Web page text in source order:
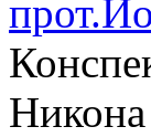
Никона